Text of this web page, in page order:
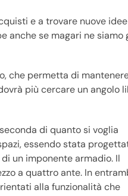
e a trovare nuove idee
anche se magari ne siamo
che permetta di
più cercare un angolo
di quanto si voglia
essendo stata
un imponente armadio. Il
a quattro ante. In
alla funzionalità che